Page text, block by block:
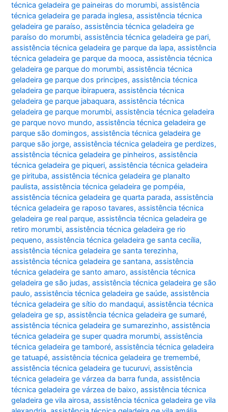
técnica geladeira ge paineiras do morumbi,assistência
técnica geladeira ge parada inglesa,assistência técnica
geladeira ge paraíso,assistência técnica geladeira ge
paraíso do morumbi,assistência técnica geladeira ge pari,
assistência técnica geladeira ge parque da lapa,assistência
técnica geladeira ge parque da mooca,assistência técnica
geladeira ge parque do morumbi,assistência técnica
geladeira ge parque dos principes,assistência técnica
geladeira ge parque ibirapuera,assistência técnica
geladeira ge parque jabaquara,assistência técnica
geladeira ge parque morumbi,assistência técnica geladeira
ge parque novo mundo,assistência técnica geladeira ge
parque são domingos,assistência técnica geladeira ge
parque são jorge,assistência técnica geladeira ge perdizes,
assistência técnica geladeira ge pinheiros,assistência
técnica geladeira ge piqueri,assistência técnica geladeira
ge pirituba,assistência técnica geladeira ge planalto
paulista,assistência técnica geladeira ge pompéia,
assistência técnica geladeira ge quarta parada,assistência
técnica geladeira ge raposo tavares,assistência técnica
geladeira ge real parque,assistência técnica geladeira ge
retiro morumbi,assistência técnica geladeira ge rio
pequeno,assistência técnica geladeira ge santa cecília,
assistência técnica geladeira ge santa terezinha,
assistência técnica geladeira ge santana,assistência
técnica geladeira ge santo amaro,assistência técnica
geladeira ge são judas,assistência técnica geladeira ge são
paulo,assistência técnica geladeira ge saúde,assistência
técnica geladeira ge sítio do mandaqui,assistência técnica
geladeira ge sp,assistência técnica geladeira ge sumaré,
assistência técnica geladeira ge sumarezinho,assistência
técnica geladeira ge super quadra morumbi,assistência
técnica geladeira ge tamboré,assistência técnica geladeira
ge tatuapé,assistência técnica geladeira ge tremembé,
assistência técnica geladeira ge tucuruvi,assistência
técnica geladeira ge várzea da barra funda,assistência
técnica geladeira ge várzea de baixo,assistência técnica
geladeira ge vila airosa,assistência técnica geladeira ge vila